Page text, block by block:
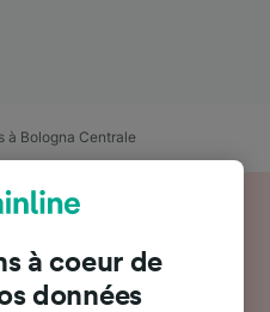
à Bologna Centrale
sur les trains
Centrale
à coeur de
données